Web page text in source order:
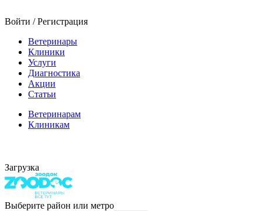
Войти / Регистрация
Ветеринары
Клиники
Услуги
Диагностика
Акции
Статьи
Ветеринарам
Клиникам
Загрузка
Выберите район или метро